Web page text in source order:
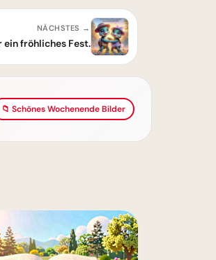
NÄCHSTES →
ein fröhliches Fest.
📁 Schönes Wochenende Bilder